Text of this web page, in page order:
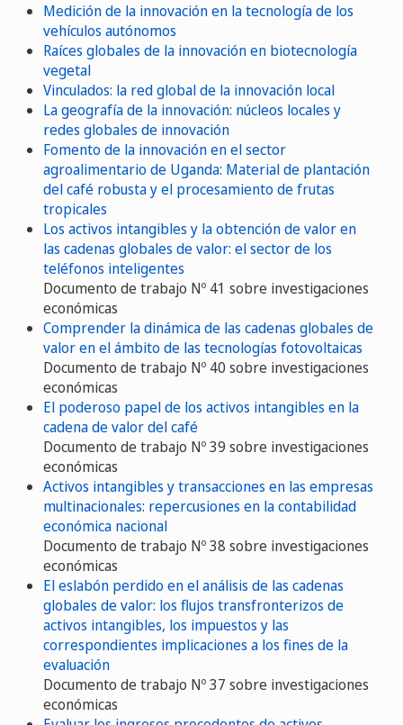
Medición de la innovación en la tecnología de los
vehículos autónomos
Raíces globales de la innovación en biotecnología
vegetal
Vinculados: la red global de la innovación local
La geografía de la innovación: núcleos locales y
redes globales de innovación
Fomento de la innovación en el sector
agroalimentario de Uganda: Material de plantación
del café robusta y el procesamiento de frutas
tropicales
Los activos intangibles y la obtención de valor en
las cadenas globales de valor: el sector de los
teléfonos inteligentes
Documento de trabajo Nº 41 sobre investigaciones
económicas
Comprender la dinámica de las cadenas globales de
valor en el ámbito de las tecnologías fotovoltaicas
Documento de trabajo Nº 40 sobre investigaciones
económicas
El poderoso papel de los activos intangibles en la
cadena de valor del café
Documento de trabajo Nº 39 sobre investigaciones
económicas
Activos intangibles y transacciones en las empresas
multinacionales: repercusiones en la contabilidad
económica nacional
Documento de trabajo Nº 38 sobre investigaciones
económicas
El eslabón perdido en el análisis de las cadenas
globales de valor: los flujos transfronterizos de
activos intangibles, los impuestos y las
correspondientes implicaciones a los fines de la
evaluación
Documento de trabajo Nº 37 sobre investigaciones
económicas